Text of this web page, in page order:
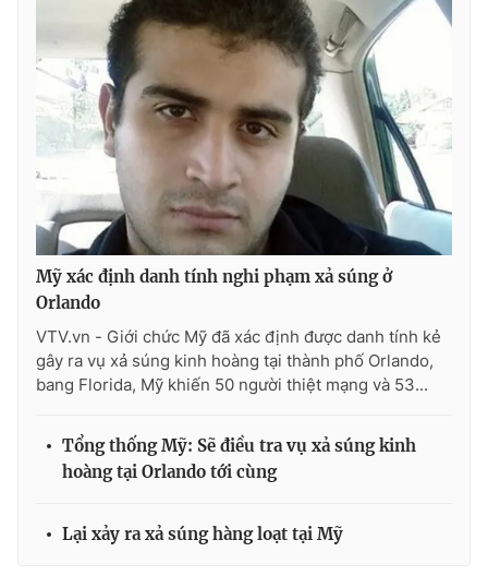
THỜI BÁO VTV
Theo dõi báo trên
Cơ quan chủ quản:Đài Truyền hình Việt Nam
Cơ quan báo chí:
Giấy phép hoạt động báo in và báo điện tử số 483/GP-BTTTT
cấp ngày 29/12/2023
Tổng Biên tập:Vũ Thanh Thủy
Nguyễn Trọng Ninh
Tổng đài VTV:024.38 355 931 - 024.38 355 932
Email:toasoan@vtv.vn
Mỹ xác định danh tính nghi phạm xả súng ở
Orlando
VTV.vn - Giới chức Mỹ đã xác định được danh tính kẻ
gây ra vụ xả súng kinh hoàng tại thành phố Orlando,
bang Florida, Mỹ khiến 50 người thiệt mạng và 53...
Tổng thống Mỹ: Sẽ điều tra vụ xả súng kinh
hoàng tại Orlando tới cùng
Lại xảy ra xả súng hàng loạt tại Mỹ